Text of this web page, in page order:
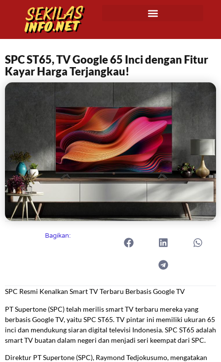
SPC ST65, TV Google 65 Inci dengan Fitur
Kayar Harga Terjangkau!
Bagikan:
SPC Resmi Kenalkan Smart TV Terbaru Berbasis Google TV
PT Supertone (SPC) telah merilis smart TV terbaru mereka yang
berbasis Google TV, yaitu SPC ST65. TV pintar ini memiliki ukuran 65
inci dan mendukung siaran digital televisi Indonesia. SPC ST65 adalah
smart TV buatan dalam negeri dan menjadi seri keempat dari SPC.
Direktur PT Supertone (SPC), Raymond Tedjokusumo, mengatakan